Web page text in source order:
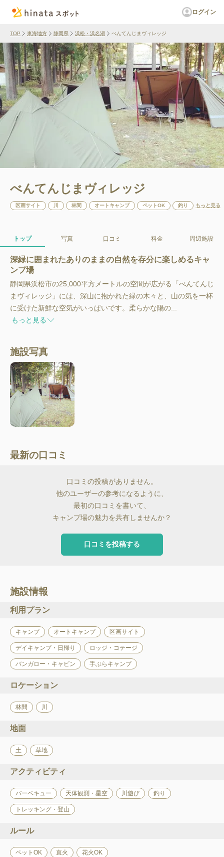
ログイン
TOP 東海地方 静岡県 浜松・浜名湖 べんてんじまヴィレッジ
べんてんじまヴィレッジ
区画サイト 林間 オートキャンプ ペットOK 釣り もっと見る
トップ 写真 口コミ 料金 周辺施設
深緑に囲まれたありのままの自然を存分に楽しめるキャ
ンプ場
静岡県浜松市の25,000平方メートルの空間が広がる「べんてんじ
まヴィレッジ」には、深山に抱かれた緑の木々と、山の気を一杯
に受けた新鮮な空気がいっぱいです。柔らかな陽の...
もっと見る
施設写真
最新の口コミ
口コミの投稿がありません。
他のユーザーの参考になるように、
最初の口コミを書いて、
キャンプ場の魅力を共有しませんか？
口コミを投稿する
施設情報
利用プラン
キャンプ オートキャンプ 区画サイト
デイキャンプ・日帰り ロッジ・コテージ
バンガロー・キャビン 手ぶらキャンプ
ロケーション
林間 川
地面
土 草地
アクティビティ
バーベキュー 天体観測・星空 川遊び 釣り
トレッキング・登山
ルール
ペットOK 直火 花火OK